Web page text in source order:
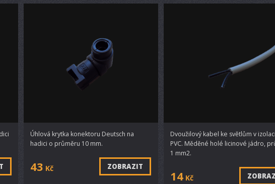
Úhlová krytka konektoru Deutsch na
hadici o průměru 10 mm.
43 Kč ZOBRAZIT
Dvoužilový kabel ke světlům v
PVC. Měděné holé licinové jádro,
1 mm2.
14Kč